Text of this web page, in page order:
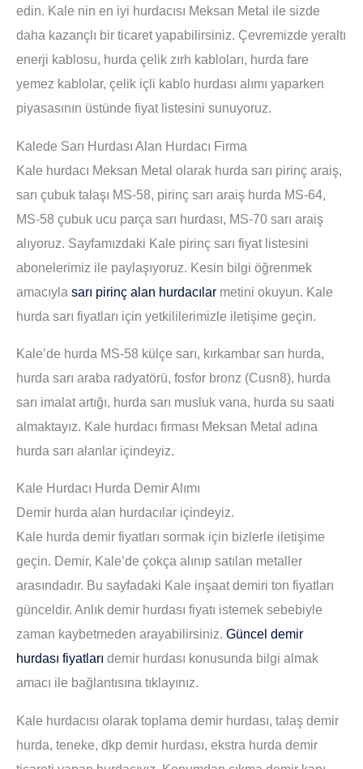
edin. Kale nin en iyi hurdacısı Meksan Metal ile sizde
daha kazançlı bir ticaret yapabilirsiniz. Çevremizde yeraltı
enerji kablosu, hurda çelik zırh kabloları, hurda fare
yemez kablolar, çelik içli kablo hurdası alımı yaparken
piyasasının üstünde fiyat listesini sunuyoruz.
Kalede Sarı Hurdası Alan Hurdacı Firma
Kale hurdacı Meksan Metal olarak hurda sarı pirinç araiş,
sarı çubuk talaşı MS-58, pirinç sarı araiş hurda MS-64,
MS-58 çubuk ucu parça sarı hurdası, MS-70 sarı araiş
alıyoruz. Sayfamızdaki Kale pirinç sarı fiyat listesini
abonelerimiz ile paylaşıyoruz. Kesin bilgi öğrenmek
amacıyla sarı pirinç alan hurdacılar metini okuyun. Kale
hurda sarı fiyatları için yetkililerimizle iletişime geçin.
Kale’de hurda MS-58 külçe sarı, kırkambar sarı hurda,
hurda sarı araba radyatörü, fosfor bronz (Cusn8), hurda
sarı imalat artığı, hurda sarı musluk vana, hurda su saati
almaktayız. Kale hurdacı firması Meksan Metal adına
hurda sarı alanlar içindeyiz.
Kale Hurdacı Hurda Demir Alımı
Demir hurda alan hurdacılar içindeyiz.
Kale hurda demir fiyatları sormak için bizlerle iletişime
geçin. Demir, Kale’de çokça alınıp satılan metaller
arasındadır. Bu sayfadaki Kale inşaat demiri ton fiyatları
günceldir. Anlık demir hurdası fiyatı istemek sebebiyle
zaman kaybetmeden arayabilirsiniz. Güncel demir
hurdası fiyatları demir hurdası konusunda bilgi almak
amacı ile bağlantısına tıklayınız.
Kale hurdacısı olarak toplama demir hurdası, talaş demir
hurda, teneke, dkp demir hurdası, ekstra hurda demir